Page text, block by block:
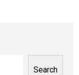
Search